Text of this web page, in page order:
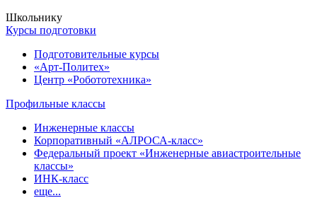
Школьнику
Курсы подготовки
Подготовительные курсы
«Арт-Политех»
Центр «Робототехника»
Профильные классы
Инженерные классы
Корпоративный «АЛРОСА-класс»
Федеральный проект «Инженерные авиастроительные
классы»
ИНК-класс
еще...